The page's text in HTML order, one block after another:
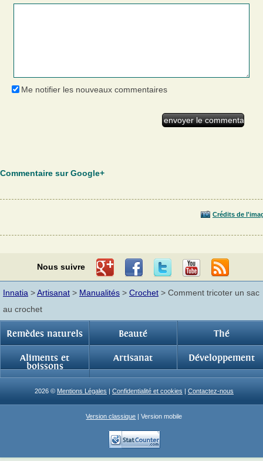
Me notifier les nouveaux commentaires
Commentaire sur Google+
Crédits de
Nous suivre
Innatia >Artisanat > Manualités > Crochet > Comment tricoter un sac
au crochet
Remèdes naturels Beauté Thé
Aliments et
boissons
Artisanat Développement
2026 © Mentions Légales | Confidentialité et cookies | Contactez-nous
Version classique | Version mobile